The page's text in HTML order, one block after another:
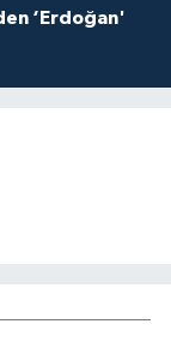
‘Erdoğan'